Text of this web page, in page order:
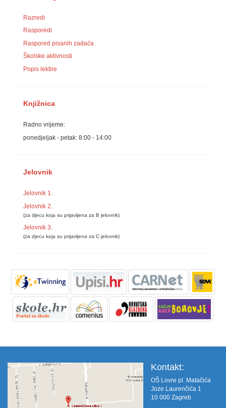
Razredi
Rasporedi
Raspored pisanih zadaća
Školske aktivnosti
Popis lektire
Knjižnica
Radno vrijeme:
ponedjeljak - petak: 8:00 - 14:00
Jelovnik
Jelovnik 1.
Jelovnik 2.
(za djecu koja su prijavljena za B jelovnik)
Jelovnik 3.
(za djecu koja su prijavljena za C jelovnik)
Kontakt:
OŠ Lovre pl. Matačića
Joze Laurenčića 1
10 000 Zagreb